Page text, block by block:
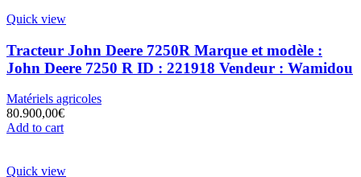
Quick view
Tracteur John Deere 7250R Marque et modèle :
John Deere 7250 R ID : 221918 Vendeur : Wamidou
Matériels agricoles
80.900,00€
Add to cart
Quick view